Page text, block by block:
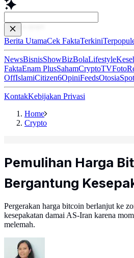
Baca lebi
Berita UtamaCek FaktaTerkini
NewsBisnisShowBizBolaLifestyle
FaktaEnam PlusSahamCryptoTVFoto
OffIslamiCitizen6OpiniFeedsOtosia
KontakKebijakan Privasi
Home
Crypto
Pemulihan Harga
Bergantung
Pergerakan harga bitcoin berlanjut ke
kesepakatan damai AS-Iran karena
melemah.